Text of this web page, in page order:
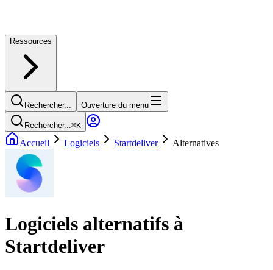
Ressources
Rechercher... Ouverture du menu
Rechercher...⌘K
Accueil Logiciels Startdeliver Alternatives
Logiciels alternatifs à
Startdeliver